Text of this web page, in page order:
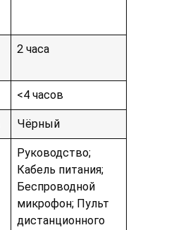
2 часа
<4 часов
Чёрный
Руководство;
Кабель питания;
Беспроводной
микрофон; Пульт
дистанционного